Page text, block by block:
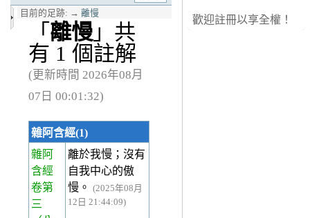
目前的足跡: → 離慢
「 離慢 」共
有 1 個註解
(更新時間 2026年08月
07日 00:01:32)
雜阿含經(1)
雜阿
含經
卷第
三
離於我慢；沒有
自我中心的傲
慢。
(2025年08月
12日 21:44:09)
歡迎註冊以享全權！